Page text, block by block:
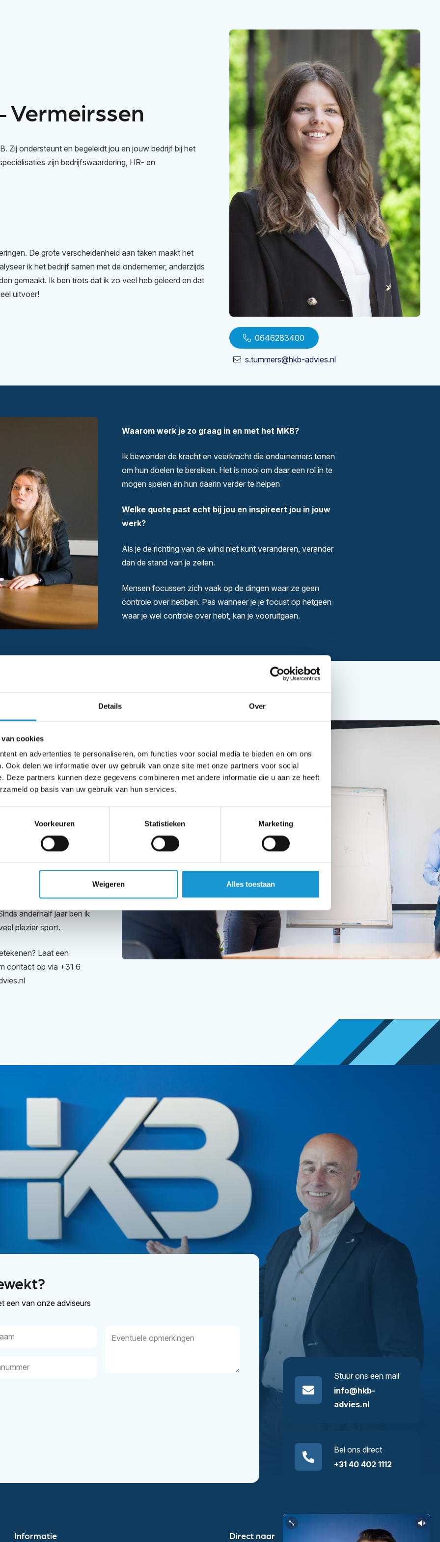
Details Over
cookies
en advertenties te personaliseren, om functies voor social media te bieden en om ons
Ook delen we informatie over uw gebruik van onze site met onze partners voor social
Deze partners kunnen deze gegevens combineren met andere informatie die u aan ze heeft
op basis van uw gebruik van hun services.
Voorkeuren Statistieken Marketing
Weigeren Alles toestaan
Vermeirssen
Zij ondersteunt en begeleidt jou en jouw bedrijf bij het
zijn bedrijfswaardering, HR- en
De grote verscheidenheid aan taken maakt het
ik het bedrijf samen met de ondernemer, anderzijds
gemaakt. Ik ben trots dat ik zo veel heb geleerd en dat
uitvoer!
0646283400
s.tummers@hkb-advies.nl
Waarom werk je zo graag in en met het MKB?
Ik bewonder de kracht en veerkracht die ondernemers tonen
om hun doelen te bereiken. Het is mooi om daar een rol in te
mogen spelen en hun daarin verder te helpen
Welke quote past echt bij jou en inspireert jou in jouw
werk?
Als je de richting van de wind niet kunt veranderen, verander
dan de stand van je zeilen.
Mensen focussen zich vaak op de dingen waar ze geen
controle over hebben. Pas wanneer je je focust op hetgeen
waar je wel controle over hebt, kan je vooruitgaan.
het lijf geschreven?
uitdaging staat, zie je
Daarnaast is het is
aan de slag te gaan.
van de vele redenen
is. Daarnaast leer ik ook
blij dat ik samen mag
die je graag willen
en twee katten. Wat
verschillende creatieve
het editen van
anderhalf jaar ben ik
plezier sport.
Laat een
contact op via +31 6
een van onze adviseurs
Stuur ons een mail
info@hkb-
advies.nl
Bel ons direct
+31 40 402 1112
Informatie Direct naar